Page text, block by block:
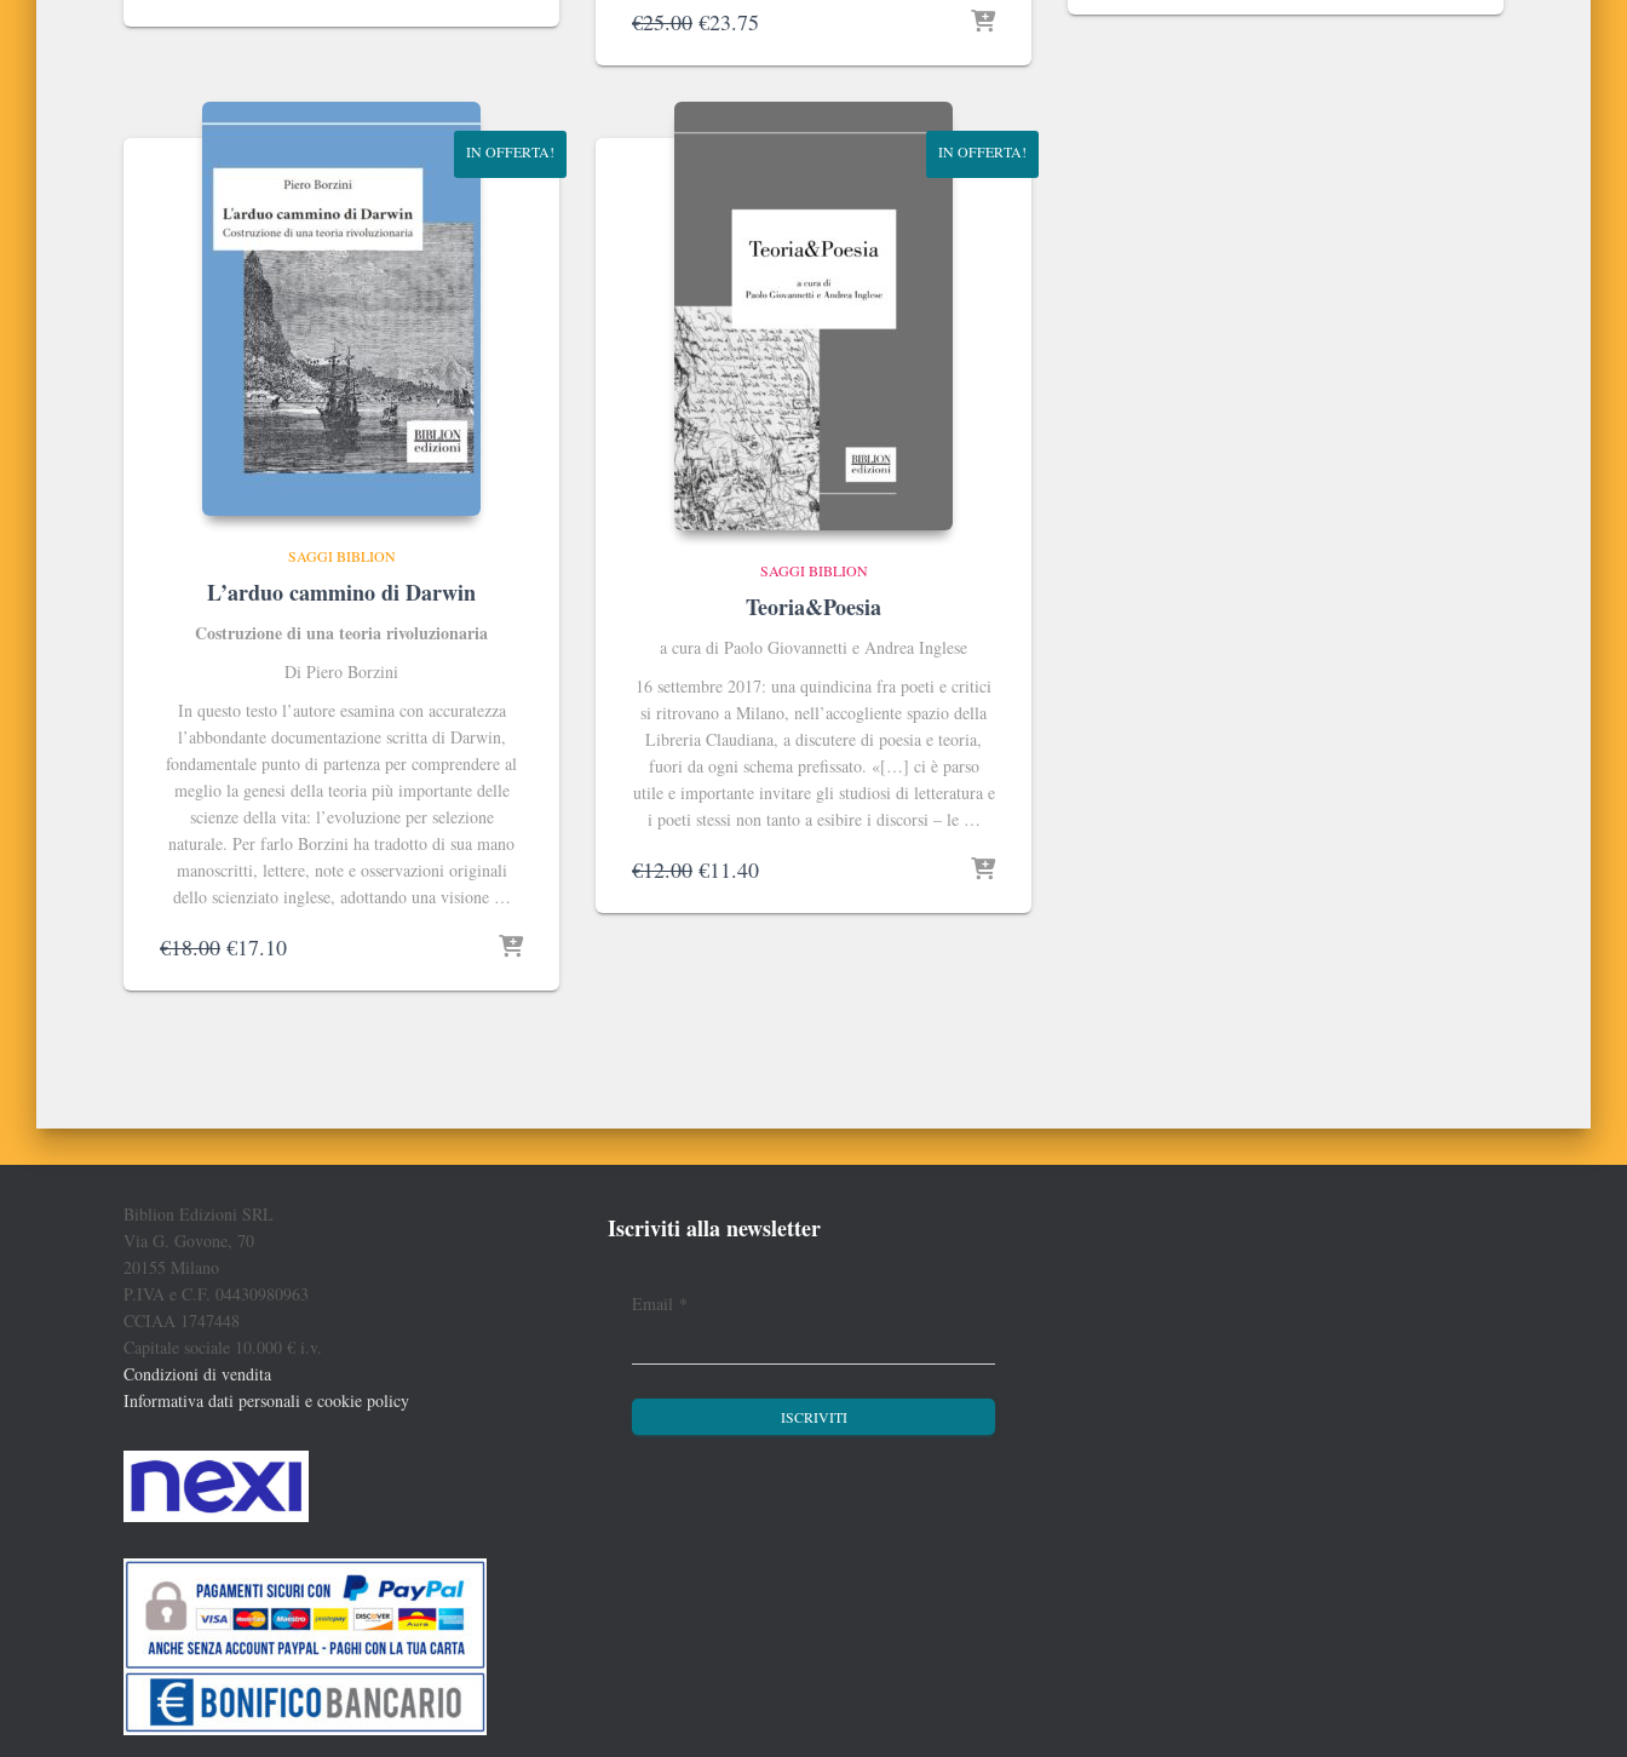
originaleattuale
€25.00 Il
originale
era:
€23.75
attuale
è:
originaleattuale
IN OFFERTA!
SAGGI BIBLION
L’arduo cammino di Darwin
Costruzione di una teoria rivoluzionaria
Di Piero Borzini
In questo testo l’autore esamina con accuratezza
l’abbondante documentazione scritta di Darwin,
fondamentale punto di partenza per comprendere al
meglio la genesi della teoria più importante delle
scienze della vita: l’evoluzione per selezione
naturale. Per farlo Borzini ha tradotto di sua mano
manoscritti, lettere, note e osservazioni originali
dello scienziato inglese, adottando una visione …
€18.00 Il
originale
€17.10Il
attuale
IN OFFERTA!
SAGGI BIBLION
Teoria&Poesia
a cura di Paolo Giovannetti e Andrea Inglese
16 settembre 2017: una quindicina fra poeti e critici
si ritrovano a Milano, nell’accogliente spazio della
Libreria Claudiana, a discutere di poesia e teoria,
fuori da ogni schema prefissato. «[…] ci è parso
utile e importante invitare gli studiosi di letteratura e
i poeti stessi non tanto a esibire i discorsi – le …
€12.00 Il
originale
€11.40Il
attuale
Biblion Edizioni SRL
Via G. Govone, 70
20155 Milano
P.IVA e C.F. 04430980963
CCIAA 1747448
Capitale sociale 10.000 € i.v.
Condizioni di vendita
Informativa dati personali e cookie policy
Iscriviti alla newsletter
Email *